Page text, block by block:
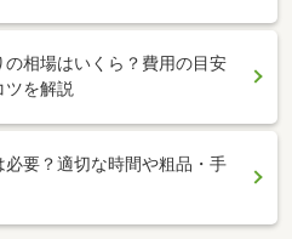
の相場はいくら？費用の目安
ツを解説
必要？適切な時間や粗品・手